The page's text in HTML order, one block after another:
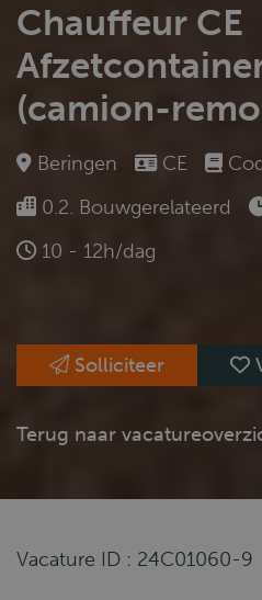
Chauffeur CE
(camion-
Beringen CE
0.2. Bouwgerelateerd
10 - 12h/dag
Solliciteer
Terug naar
Vacature ID : 24C01060-9